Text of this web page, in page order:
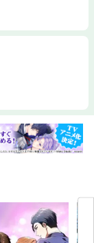
影響を与える・子